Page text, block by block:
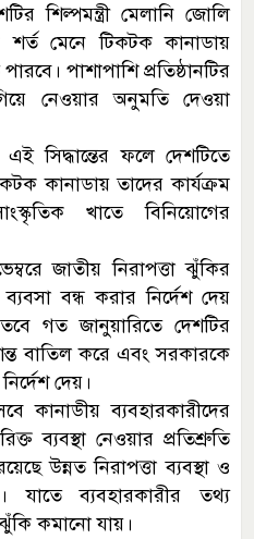
শিল্পমন্ত্রী মেলানি জোলি
শর্ত মেনে টিকটক কানাডায়
পাশাপাশি প্রতিষ্ঠানটির
নেওয়ার অনুমতি দেওয়া
সিদ্ধান্তের ফলে দেশটিতে
কানাডায় তাদের কার্যক্রম
খাতে বিনিয়োগের
জাতীয় নিরাপত্তা ঝুঁকির
বন্ধ করার নির্দেশ দেয়
তবে গত জানুয়ারিতে দেশটির
বাতিল করে এবং সরকারকে
দেয়।
কানাডীয় ব্যবহারকারীদের
ব্যবস্থা নেওয়ার প্রতিশ্রুতি
উন্নত নিরাপত্তা ব্যবস্থা ও
যাতে ব্যবহারকারীর তথ্য
কমানো যায়।